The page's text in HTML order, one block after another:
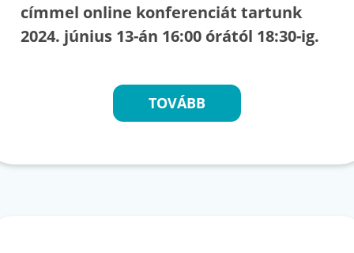
címmel online konferenciát tartunk
2024. június 13-án 16:00 órától 18:30-ig.
TOVÁBB